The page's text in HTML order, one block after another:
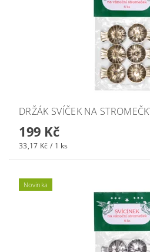
DRŽÁK SVÍČEK NA
199 Kč
33,17 Kč / 1 ks
Novinka